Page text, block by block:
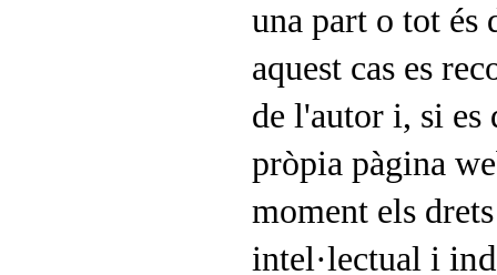
una part o tot és
aquest cas es
de l'autor i, si es
pròpia pàgina
moment els
intel·lectual i